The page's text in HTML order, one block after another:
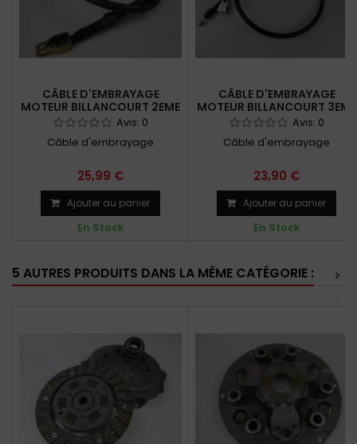
CÂBLE D'EMBRAYAGE
MOTEUR BILLANCOURT 2EME
MONTAGEAvis: 0
Câble d'embrayage
25,99 €
Ajouter au panier
En Stock
CÂBLE D'EMBRAYAGE
MOTEUR BILLANCOURT 3EME
MONTAGEAvis: 0
Câble d'embrayage
23,90 €
Ajouter au panier
En Stock
5 AUTRES PRODUITS DANS LA MÊME CATÉGORIE :
>